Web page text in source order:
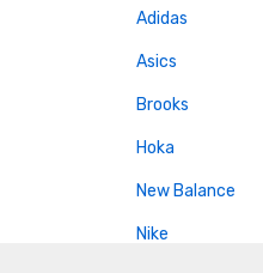
Adidas
Asics
Brooks
Hoka
New Balance
Nike